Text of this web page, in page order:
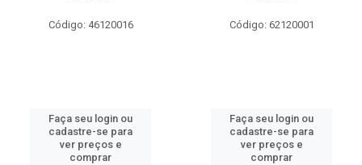
Código: 46120016
Faça seu login ou
cadastre-se para
ver preços e
comprar
Código: 62120001
Faça seu login ou
cadastre-se para
ver preços e
comprar